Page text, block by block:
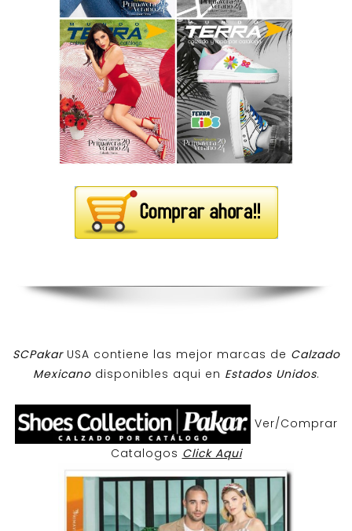
SCPakar USA contiene las mejor marcas de Calzado
Mexicanodisponibles aqui en Estados Unidos.
Ver/Comprar
Catalogos Click Aqui